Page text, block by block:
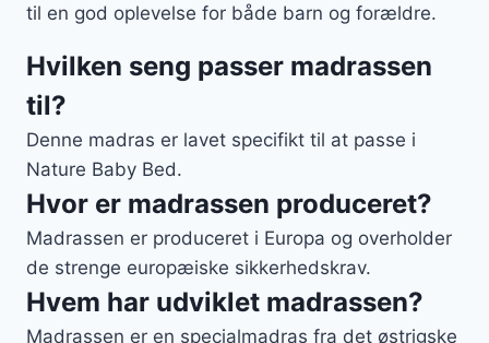
til en god oplevelse for både barn og forældre.
Hvilken seng passer madrassen
til?
Denne madras er lavet specifikt til at passe i
Nature Baby Bed.
Hvor er madrassen produceret?
Madrassen er produceret i Europa og overholder
de strenge europæiske sikkerhedskrav.
Hvem har udviklet madrassen?
Madrassen er en specialmadras fra det østrigske